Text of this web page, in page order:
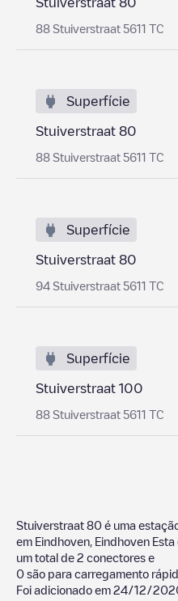
88 Stuiverstraat 5611 TC
Superfície
Stuiverstraat 80
88 Stuiverstraat 5611 TC
Superfície
Stuiverstraat 80
94 Stuiverstraat 5611 TC
Superfície
Stuiverstraat 100
88 Stuiverstraat 5611 TC
Stuiverstraat 80 é uma
em Eindhoven Eindhoven
um total de 2 conectores e
0 são para carregamento
Foi adicionado em 24/12/